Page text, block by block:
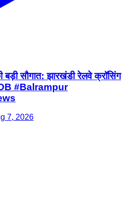
बड़ी सौगात: झारखंडी रेलवे क्रॉसिंग
#Balrampur
7, 2026